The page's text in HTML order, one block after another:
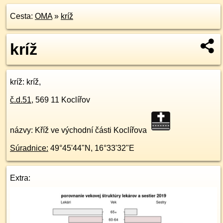
Cesta: OMA» kríž
kríž
kríž: kríž,
č.d.51, 569 11 Koclířov
názvy: Kříž ve východní části Koclířova
Súradnice: 49°45'44"N , 16°33'32"E
Extra: